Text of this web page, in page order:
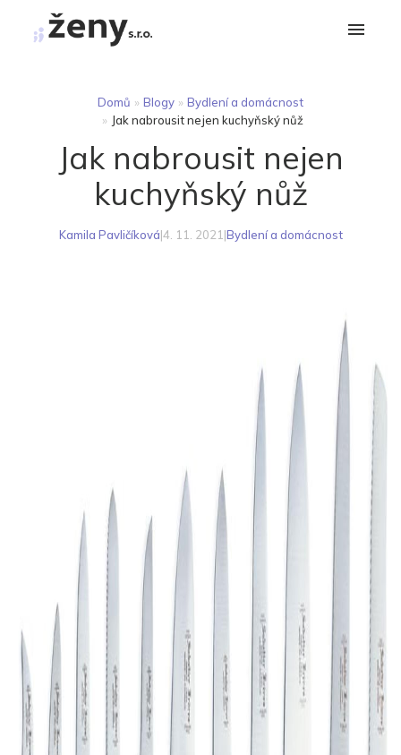
Domů » Blogy » Bydlení a domácnost
» Jak nabrousit nejen kuchyňský nůž
Jak nabrousit nejen
kuchyňský nůž
Kamila Pavličíková|4. 11. 2021 |Bydlení a domácnost